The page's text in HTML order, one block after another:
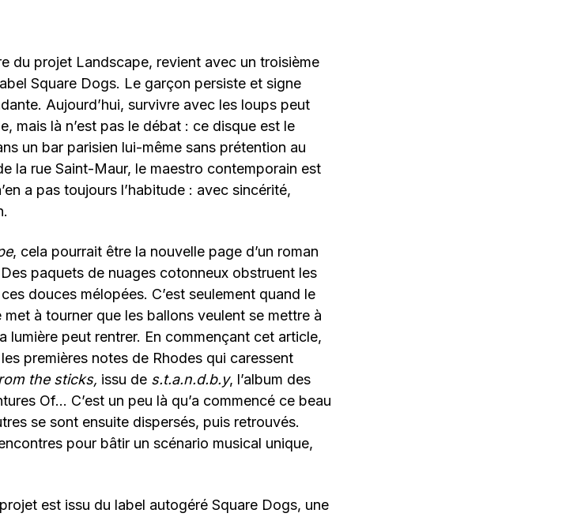
du projet Landscape, revient avec un troisième
Square Dogs. Le garçon persiste et signe
Aujourd’hui, survivre avec les loups peut
mais là n’est pas le débat : ce disque est le
un bar parisien lui-même sans prétention au
la rue Saint-Maur, le maestro contemporain est
a pas toujours l’habitude : avec sincérité,
, cela pourrait être la nouvelle page d’un roman
paquets de nuages cotonneux obstruent les
douces mélopées. C’est seulement quand le
met à tourner que les ballons veulent se mettre à
lumière peut rentrer. En commençant cet article,
les premières notes de Rhodes qui caressent
the sticks, issu de s.t.a.n.d.b.y, l’album des
Of… C’est un peu là qu’a commencé ce beau
se sont ensuite dispersés, puis retrouvés.
pour bâtir un scénario musical unique,
est issu du label autogéré Square Dogs, une